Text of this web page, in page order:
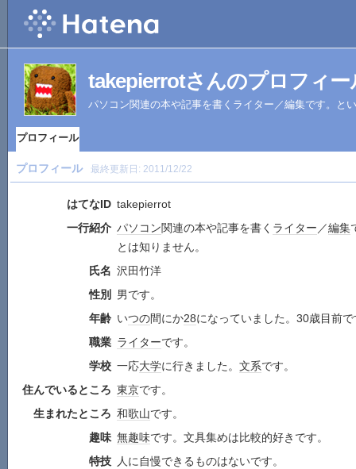
takepierrotさんのプロフィー
パソコン関連の本や記事を書くライター／編集です。と
プロフィール
プロフィール 最終更新日: 2011/12/22
はてなID takepierrot
一行紹介 パソコン関連の本や記事を書く ライター／編集
とは知りません。
氏名 沢田竹洋
性別
男です。
年齢 いつの間にか28になっていました。30歳目前で
職業 ライターです。
学校 一応大学に行きました。 文系です。
住んでいるところ 東京です。
生まれたところ 和歌山です。
趣味 無趣味です。文具集めは比較的好きです。
特技 人に自慢できるものはないです。